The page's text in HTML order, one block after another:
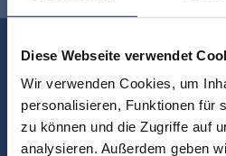
Diese Webseite verwendet
Wir verwenden Cookies, um
personalisieren, Funktionen für
zu können und die Zugriffe auf
analysieren. Außerdem geben
Akademie
Über uns
FAQ
Unsere Experten